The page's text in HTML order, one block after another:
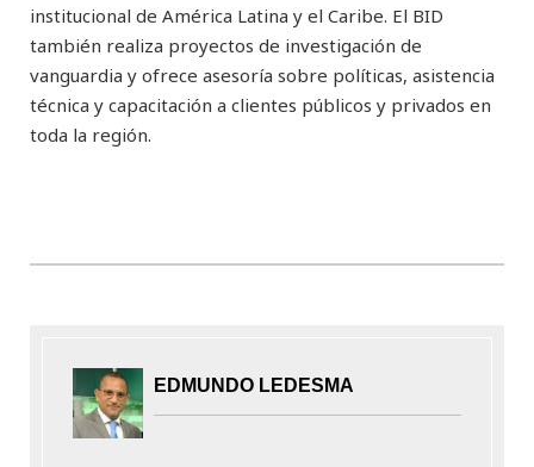
institucional de América Latina y el Caribe. El BID
también realiza proyectos de investigación de
vanguardia y ofrece asesoría sobre políticas, asistencia
técnica y capacitación a clientes públicos y privados en
toda la región.
EDMUNDO LEDESMA